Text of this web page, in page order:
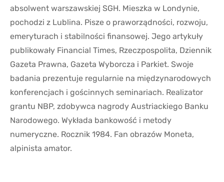
absolwent warszawskiej SGH. Mieszka w Londynie,
pochodzi z Lublina. Pisze o praworządności, rozwoju,
emeryturach i stabilności finansowej. Jego artykuły
publikowały Financial Times, Rzeczpospolita, Dziennik
Gazeta Prawna, Gazeta Wyborcza i Parkiet. Swoje
badania prezentuje regularnie na międzynarodowych
konferencjach i gościnnych seminariach. Realizator
grantu NBP, zdobywca nagrody Austriackiego Banku
Narodowego. Wykłada bankowość i metody
numeryczne. Rocznik 1984. Fan obrazów Moneta,
alpinista amator.